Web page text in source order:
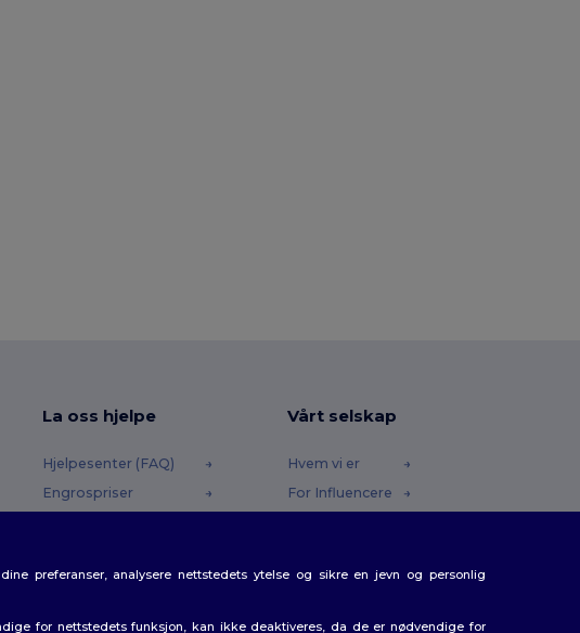
La oss hjelpe
Hjelpesenter (FAQ)
Engrospriser
Fraktmetoder
Vårt selskap
Hvem vi er
For Influencere
preferanser, analysere nettstedets ytelse og sikre en jevn og personlig
for nettstedets funksjon, kan ikke deaktiveres, da de er nødvendige for